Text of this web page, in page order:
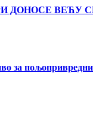
ДОНОСЕ
за